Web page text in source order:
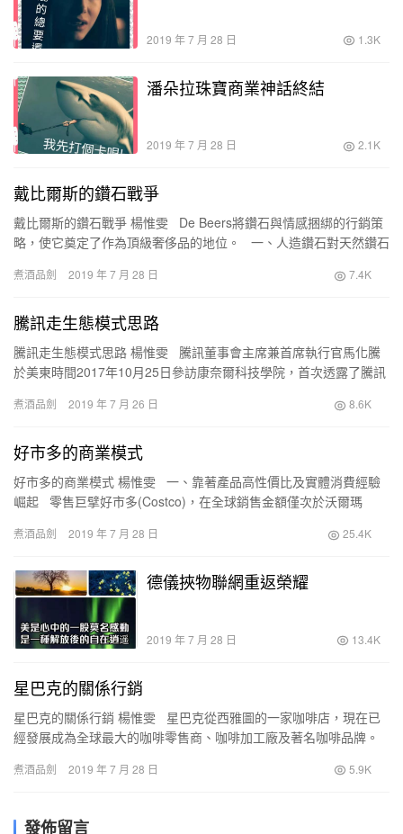
2019 年 7 月 28 日 1.3K
潘朵拉珠寶商業神話終結
2019 年 7 月 28 日 2.1K
戴比爾斯的鑽石戰爭
戴比爾斯的鑽石戰爭 楊惟雯 De Beers將鑽石與情感捆綁的行銷策
略，使它奠定了作為頂級奢侈品的地位。 一、人造鑽石對天然鑽石
煮酒品劍 2019 年 7 月 28 日 7.4K
騰訊走生態模式思路
騰訊走生態模式思路 楊惟雯 騰訊董事會主席兼首席執行官馬化騰
於美東時間2017年10月25日參訪康奈爾科技學院，首次透露了騰訊
煮酒品劍 2019 年 7 月 26 日 8.6K
好市多的商業模式
好市多的商業模式 楊惟雯 一、靠著產品高性價比及實體消費經驗
崛起 零售巨擘好市多(Costco)，在全球銷售金額僅次於沃爾瑪
煮酒品劍 2019 年 7 月 28 日 25.4K
德儀挾物聯網重返榮耀
2019 年 7 月 28 日 13.4K
星巴克的關係行銷
星巴克的關係行銷 楊惟雯 星巴克從西雅圖的一家咖啡店，現在已
經發展成為全球最大的咖啡零售商、咖啡加工廠及著名咖啡品牌。
煮酒品劍 2019 年 7 月 28 日 5.9K
發佈留言